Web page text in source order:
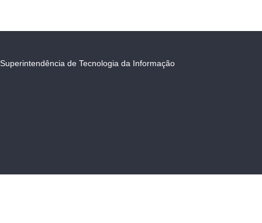
Superintendência de Tecnologia da Informação